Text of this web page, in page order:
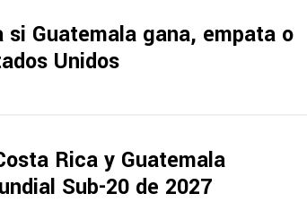
si Guatemala gana, empata o
Unidos
Rica y Guatemala
Sub-20 de 2027